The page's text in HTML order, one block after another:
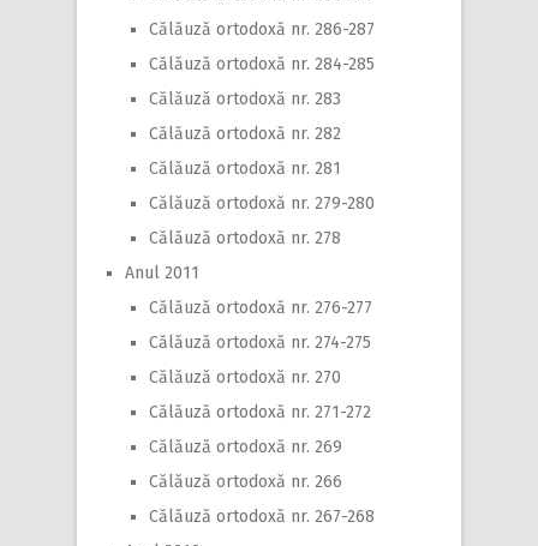
Călăuză ortodoxă nr. 286-287
Călăuză ortodoxă nr. 284-285
Călăuză ortodoxă nr. 283
Călăuză ortodoxă nr. 282
Călăuză ortodoxă nr. 281
Călăuză ortodoxă nr. 279-280
Călăuză ortodoxă nr. 278
Anul 2011
Călăuză ortodoxă nr. 276-277
Călăuză ortodoxă nr. 274-275
Călăuză ortodoxă nr. 270
Călăuză ortodoxă nr. 271-272
Călăuză ortodoxă nr. 269
Călăuză ortodoxă nr. 266
Călăuză ortodoxă nr. 267-268